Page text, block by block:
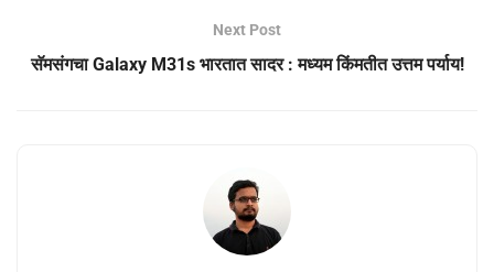
Next Post
सॅमसंगचा Galaxy M31s भारतात सादर : मध्यम किंमतीत उत्तम पर्याय!